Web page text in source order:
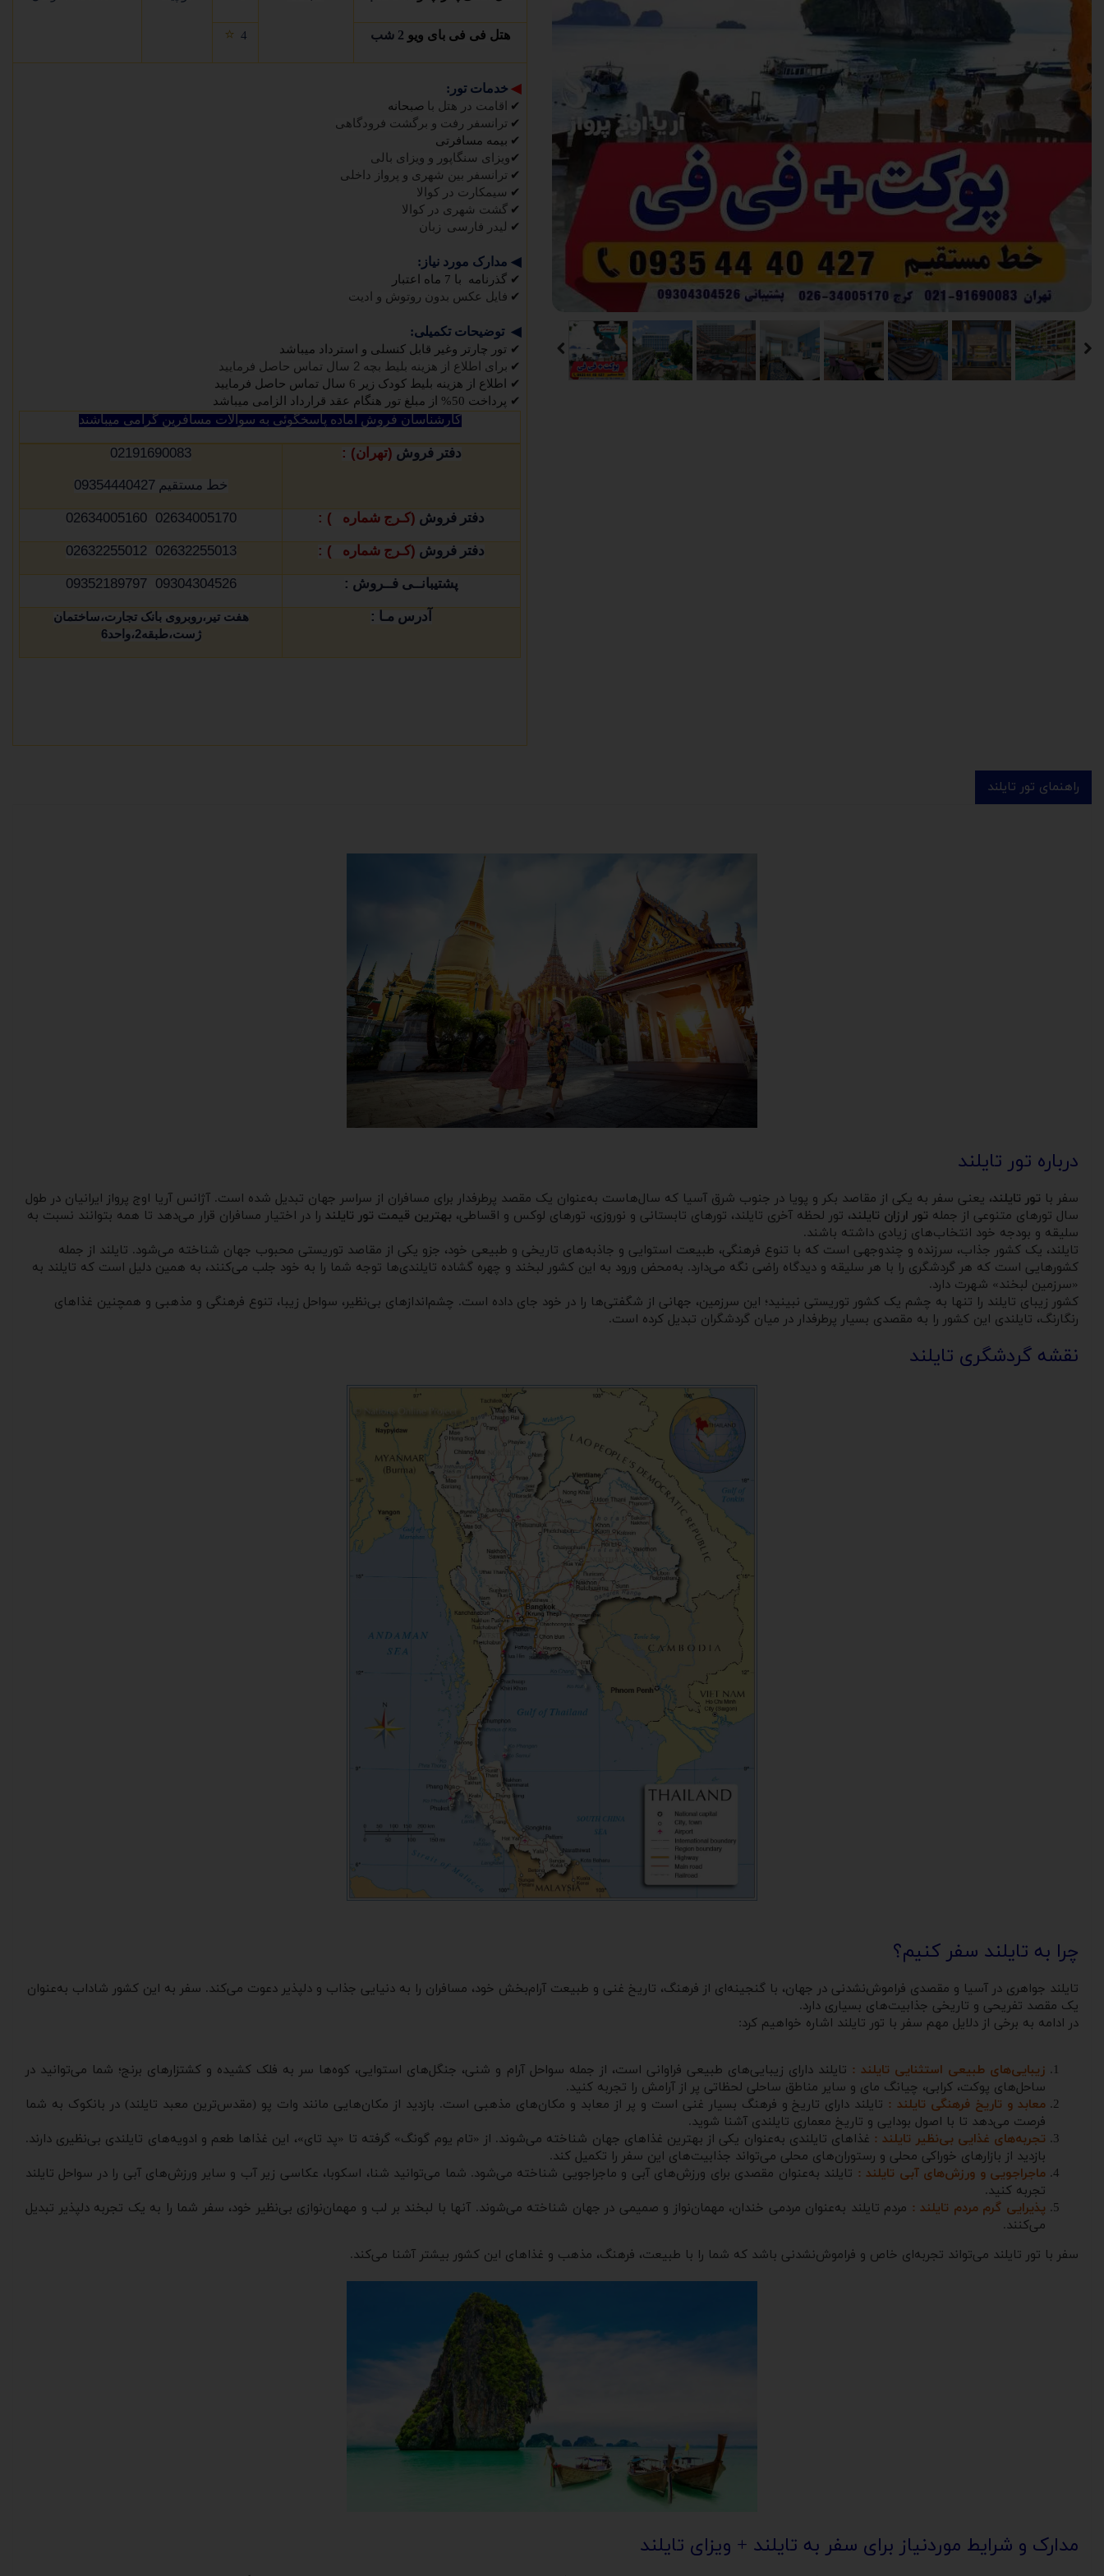
هتل فی فی بای ویو 2 شب 4
⭐
◀ خدمات تور:
✔ اقامت در هتل با صبحانه
✔ ترانسفر رفت و برگشت فرودگاهی
✔ بیمه مسافرتی
✔ویزای سنگاپور و ویزای بالی
✔ ترانسفر بین شهری و پرواز داخلی
✔ سیمکارت در کوالا
✔ گشت شهری در کوالا
✔ لیدر فارسی زبان
◀ مدارک مورد نیاز:
✔ گذرنامه با 7 ماه اعتبار
✔ فایل عکس بدون روتوش و ادیت
◀ توضیحات تکمیلی:
✔ تور چارتر وغیر قابل کنسلی و استرداد میباشد
✔ برای اطلاع از هزینه بلیط بچه 2 سال تماس حاصل فرمایید
✔
اطلاع از هزینه بلیط کودک زیر 6 سال تماس حاصل فرمایید
✔ پرداخت 50% از مبلغ تور هنگام عقد قرارداد الزامی میباشد
کارشناسان فروش آماده پاسخگوئی به سوالات مسافرین گرامی میباشند
دفتر فروش (تهران) :
02191690083
خط مستقیم09354440427
دفتر فروش (کـرج شماره 02634005170 02634005160
دفتر فروش (کـرج شماره 02632255013 02632255012
پشتیبانــی فــروش :
09304304526 09352189797
آدرس مـا :
هفت تیر،روبروی بانک تجارت،ساختمان
ژست،طبقه2،واحد6
راهنمای تور تایلند
درباره تور تایلند
سفر با تور تایلند، یعنی سفر به یکی از مقاصد بکر و پویا در جنوب شرق آسیا که سال‌هاست به‌عنوان یک مقصد پرطرفدار برای مسافران از سراسر جهان تبدیل شده است. آژانس آریا اوج پرواز ایرانیان در طول
سال تورهای متنوعی از جمله تور ارزان تایلند، تور لحظه آخری تایلند، تورهای تابستانی و نوروزی، تورهای لوکس و اقساطی، بهترین قیمت تور تایلند را در اختیار مسافران قرار می‌دهد تا همه بتوانند نسبت به
سلیقه و بودجه خود انتخاب‌های زیادی داشته باشند.
تایلند، یک کشور جذاب، سرزنده و چندوجهی است که با تنوع فرهنگی، طبیعت استوایی و جاذبه‌های تاریخی و طبیعی خود، جزو یکی از مقاصد توریستی محبوب جهان شناخته می‌شود. تایلند از جمله
کشورهایی است که هر گردشگری را با هر سلیقه و دیدگاه راضی نگه می‌دارد. به‌محض ورود به این کشور لبخند و چهره گشاده تایلندی‌ها توجه شما را به خود جلب می‌کنند، به همین دلیل است که تایلند به
«سرزمین لبخند» شهرت دارد.
کشور زیبای تایلند را تنها به چشم یک کشور توریستی نبینید؛ این سرزمین، جهانی از شگفتی‌ها را در خود جای ‌داده است. چشم‌اندازهای بی‌نظیر، سواحل زیبا، تنوع فرهنگی و مذهبی و همچنین غذاهای
رنگارنگ، تایلندی این کشور را به مقصدی بسیار پرطرفدار در میان گردشگران تبدیل کرده است.
نقشه گردشگری تایلند
چرا به تایلند سفر کنیم؟
تایلند جواهری در آسیا و مقصدی فراموش‌نشدنی در جهان، با گنجینه‌ای از فرهنگ، تاریخ غنی و طبیعت آرام‌بخش خود، مسافران را به دنیایی جذاب و دلپذیر دعوت می‌کند. سفر به این کشور شاداب به‌عنوان
یک مقصد تفریحی و تاریخی جذابیت‌های بسیاری دارد.
در ادامه به برخی از دلایل مهم سفر با تور تایلند اشاره خواهیم کرد:
زیبایی‌های طبیعی استثنایی تایلند : تایلند دارای زیبایی‌های طبیعی فراوانی است، از جمله سواحل آرام و شنی، جنگل‌های استوایی، کوه‌ها سر به فلک کشیده و کشتزارهای برنج؛ شما می‌توانید در
ساحل‌های پوکت، کرابی، چیانگ مای و سایر مناطق ساحلی لحظاتی پر از آرامش را تجربه کنید.
معابد و تاریخ فرهنگی تایلند : تایلند دارای تاریخ و فرهنگ بسیار غنی است و پر از معابد و مکان‌های مذهبی است. بازدید از مکان‌هایی مانند وات پو (مقدس‌ترین معبد تایلند) در بانکوک به شما
فرصت می‌دهد تا با اصول بودایی و تاریخ معماری تایلندی آشنا شوید.
تجربه‌های غذایی بی‌نظیر تایلند : غذاهای تایلندی به‌عنوان یکی از بهترین غذاهای جهان شناخته می‌شوند. از «تام یوم گونگ» گرفته تا «پد تای»، این غذاها طعم و ادویه‌های تایلندی بی‌نظیری دارند.
بازدید از بازارهای خوراکی محلی و رستوران‌های محلی می‌تواند جذابیت‌های این سفر را تکمیل کند.
ماجراجویی و ورزش‌های آبی تایلند : تایلند به‌عنوان مقصدی برای ورزش‌های آبی و ماجراجویی شناخته می‌شود. شما می‌توانید شنا، اسکوبا، عکاسی زیر آب و سایر ورزش‌های آبی را در سواحل تایلند
تجربه کنید.
پذیرایی گرم مردم تایلند : مردم تایلند به‌عنوان مردمی خندان، مهمان‌نواز و صمیمی در جهان شناخته می‌شوند. آنها با لبخند بر لب و مهمان‌نوازی بی‌نظیر خود، سفر شما را به یک تجربه دلپذیر تبدیل
می‌کنند.
سفر با تور تایلند می‌تواند تجربه‌ای خاص و فراموش‌نشدنی باشد که شما را با طبیعت، فرهنگ، مذهب و غذاهای این کشور بیشتر آشنا می‌کند.
مدارک و شرایط موردنیاز برای سفر به تایلند + ویزای تایلند